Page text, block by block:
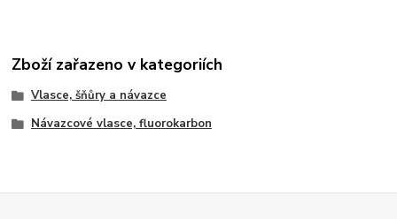
Zboží zařazeno v kategoriích
Vlasce, šňůry a návazce
Návazcové vlasce, fluorokarbon